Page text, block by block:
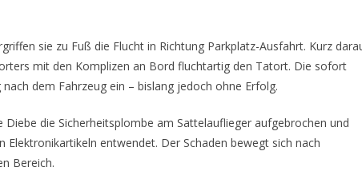
sie zu Fuß die Flucht in Richtung Parkplatz-Ausfahrt. Kurz
mit den Komplizen an Bord fluchtartig den Tatort. Die sofort
dem Fahrzeug ein – bislang jedoch ohne Erfolg.
die Sicherheitsplombe am Sattelauflieger aufgebrochen und
entwendet. Der Schaden bewegt sich nach
Bereich.